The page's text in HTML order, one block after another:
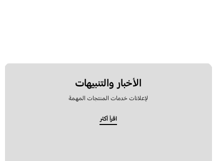
الأخبار والتنبيهات
لإعلانات خدمات المنتجات المهمة
اقرأ أكثر